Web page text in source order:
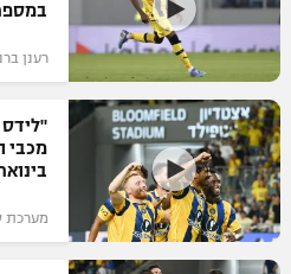
תקנון משתתפים וזוכים בפרסים
תקנון עבור פעילות אלקטרה
תקנון עבור פעילות ספורט 1 – "מרלן"
טניס
גיימינג E-Sports
תנאי שימוש
כדורמים
פוטבול אמריקאי NFL
בייסבול MLB
ספורט אתגרי ואקסטרים
אומנויות לחימה
רענן
מכבי
מערכת ספורט 1 |